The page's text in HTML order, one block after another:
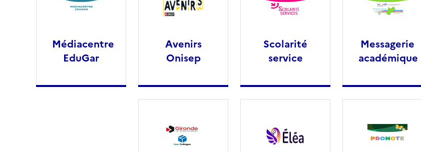
Médiacentre
EduGar
Avenirs
Onisep
Scolarité
service
Messagerie
académique